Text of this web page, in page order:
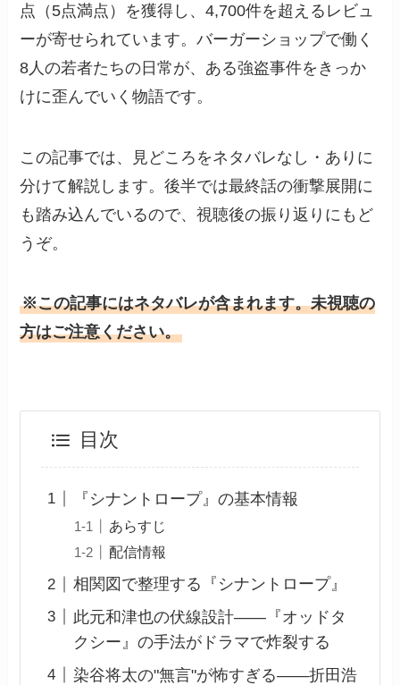
点（5点満点）を獲得し、4,700件を超えるレビュ
ーが寄せられています。バーガーショップで働く
8人の若者たちの日常が、ある強盗事件をきっか
けに歪んでいく物語です。
この記事では、見どころをネタバレなし・ありに
分けて解説します。後半では最終話の衝撃展開に
も踏み込んでいるので、視聴後の振り返りにもど
うぞ。
※この記事にはネタバレが含まれます。未視聴の
方はご注意ください。
目次
『シナントロープ』の基本情報
あらすじ
配信情報
相関図で整理する『シナントロープ』
此元和津也の伏線設計——『オッドタ
クシー』の手法がドラマで炸裂する
染谷将太の"無言"が怖すぎる——折田浩